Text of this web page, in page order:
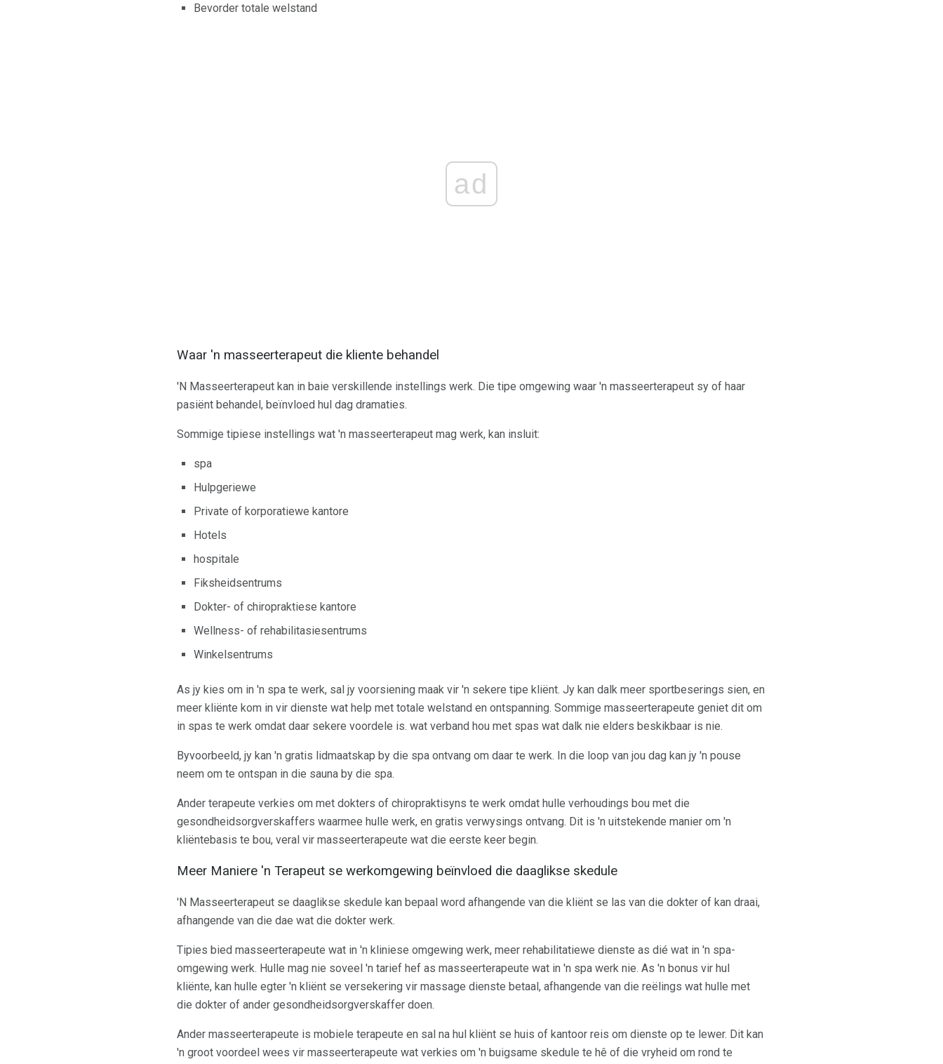
Bevorder totale welstand
ad
Waar 'n masseerterapeut die kliente behandel
'N Masseerterapeut kan in baie verskillende instellings werk. Die tipe omgewing waar 'n masseerterapeut sy of haar
pasiënt behandel, beïnvloed hul dag dramaties.
Sommige tipiese instellings wat 'n masseerterapeut mag werk, kan insluit:
spa
Hulpgeriewe
Private of korporatiewe kantore
Hotels
hospitale
Fiksheidsentrums
Dokter- of chiropraktiese kantore
Wellness- of rehabilitasiesentrums
Winkelsentrums
As jy kies om in 'n spa te werk, sal jy voorsiening maak vir 'n sekere tipe kliënt. Jy kan dalk meer sportbeserings sien, en
meer kliënte kom in vir dienste wat help met totale welstand en ontspanning. Sommige masseerterapeute geniet dit om
in spas te werk omdat daar sekere voordele is. wat verband hou met spas wat dalk nie elders beskikbaar is nie.
Byvoorbeeld, jy kan 'n gratis lidmaatskap by die spa ontvang om daar te werk. In die loop van jou dag kan jy 'n pouse
neem om te ontspan in die sauna by die spa.
Ander terapeute verkies om met dokters of chiropraktisyns te werk omdat hulle verhoudings bou met die
gesondheidsorgverskaffers waarmee hulle werk, en gratis verwysings ontvang. Dit is 'n uitstekende manier om 'n
kliëntebasis te bou, veral vir masseerterapeute wat die eerste keer begin.
Meer Maniere 'n Terapeut se werkomgewing beïnvloed die daaglikse skedule
'N Masseerterapeut se daaglikse skedule kan bepaal word afhangende van die kliënt se las van die dokter of kan draai,
afhangende van die dae wat die dokter werk.
Tipies bied masseerterapeute wat in 'n kliniese omgewing werk, meer rehabilitatiewe dienste as dié wat in 'n spa-
omgewing werk. Hulle mag nie soveel 'n tarief hef as masseerterapeute wat in 'n spa werk nie. As 'n bonus vir hul
kliënte, kan hulle egter 'n kliënt se versekering vir massage dienste betaal, afhangende van die reëlings wat hulle met
die dokter of ander gesondheidsorgverskaffer doen.
Ander masseerterapeute is mobiele terapeute en sal na hul kliënt se huis of kantoor reis om dienste op te lewer. Dit kan
'n groot voordeel wees vir masseerterapeute wat verkies om 'n buigsame skedule te hê of die vryheid om rond te